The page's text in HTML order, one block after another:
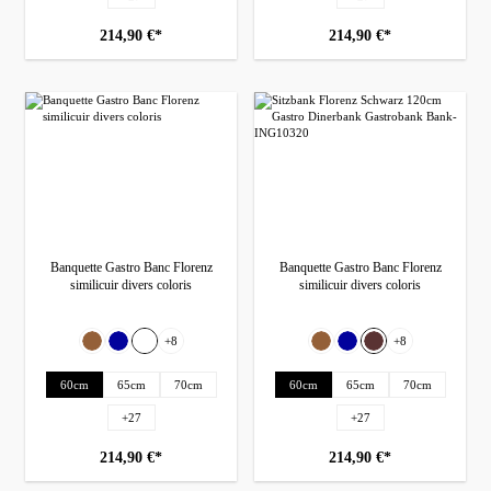
214,90 €* 214,90 €*
Banquette Gastro Banc Florenz
similicuir divers coloris
Sélectionnez
Cuir synthétique
Bizon-Mocca-04
Bleu Dola-12Dola-Blanc-22
+8
Sélectionnez
Longue
60cm 65cm 70cm
+27
214,90 €*
Banquette Gastro Banc Florenz
similicuir divers coloris
Sélectionnez
Cuir synthétique
Bizon-Mocca-04
Bleu Dola-12
G-brun
+8
Sélectionnez
Longue
60cm 65cm 70cm
+27
214,90 €*